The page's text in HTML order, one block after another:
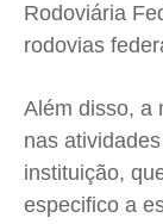
Rodoviária
rodovias
Além disso, a
nas
instituição,
especifico a